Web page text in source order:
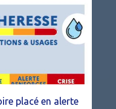
placé en alerte